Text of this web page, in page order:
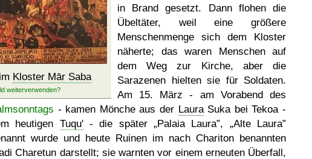
Kloster Mār Saba
in Brand gesetzt. Dann flohen die
Übeltäter, weil eine größere
Menschenmenge sich dem Kloster
näherte; das waren Menschen auf
dem Weg zur Kirche, aber die
Sarazenen hielten sie für Soldaten.
Am 15. März - am Vorabend des
- kamen Mönche aus der LauraSuka bei Tekoa -
heutigen Tuqu'- die später Palaia Laura ,
Alte Laura
wurde und heute Ruinen im nach Chariton benannten
Charetun darstellt; sie warnten vor einem erneuten Überfall,